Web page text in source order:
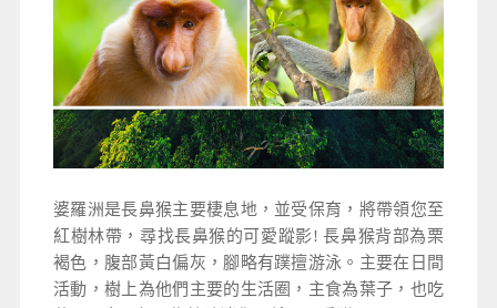
婆羅洲是長鼻猴主要棲息地，並受保育，將帶領您至
紅樹林帶，尋找長鼻猴的可愛蹤影! 長鼻猴背部為栗
褐色 ， 腹部黃白偏灰，腳略有蹼擅游泳。主要在日間
活動 ， 樹上為他們主要的生活圈，主食為葉子，也吃